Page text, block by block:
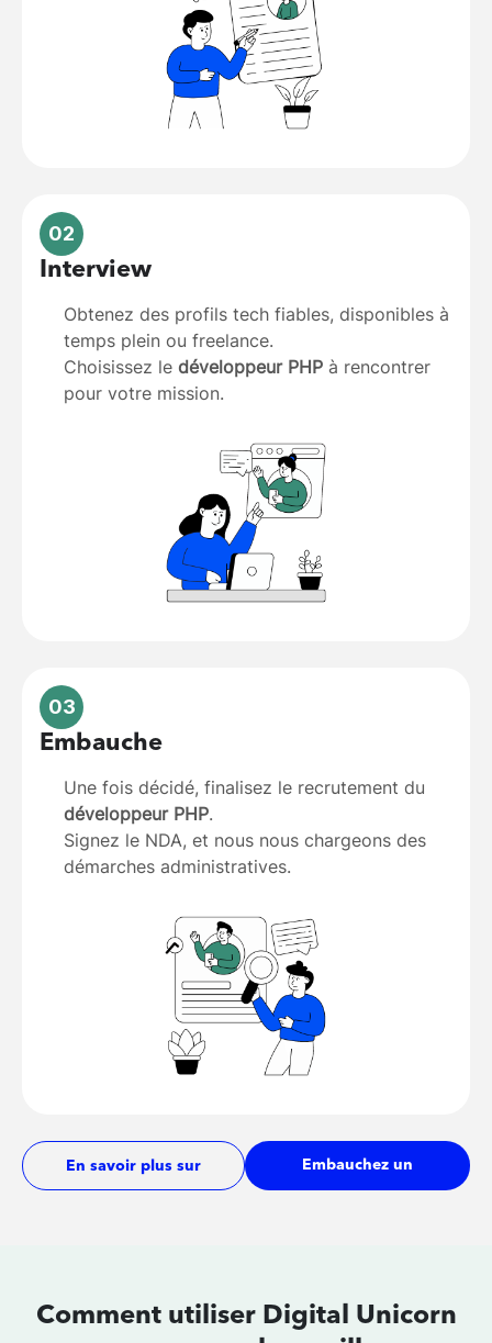
02
Interview
Obtenez des profils tech fiables, disponibles à
temps plein ou freelance.
Choisissez le développeur PHP à rencontrer
pour votre mission.
03
Embauche
Une fois décidé, finalisez le recrutement du
développeur PHP.
Signez le NDA, et nous nous chargeons des
démarches administratives.
En savoir plus sur Embauchez un
Comment utiliser Digital Unicorn